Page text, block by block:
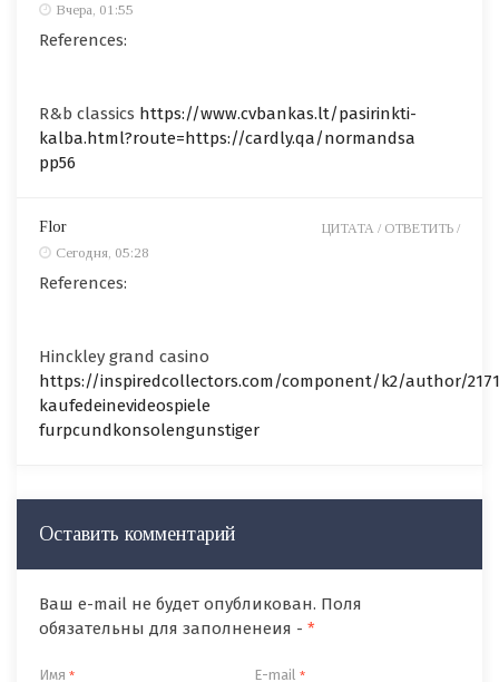
Вчера, 01:55
References:
R&b classics https://www.cvbankas.lt/pasirinkti-
kalba.html?route=https://cardly.qa/normandsa
pp56
Flor
Сегодня, 05:28
References:
Hinckley grand casino
https://inspiredcollectors.com/component/k2/author/
kaufedeinevideospiele
furpcundkonsolengunstiger
ЦИТАТА / ОТВЕТИТЬ /
Оставить комментарий
Ваш e-mail не будет опубликован. Поля
обязательны для заполненеия - *
Имя * E-mail*